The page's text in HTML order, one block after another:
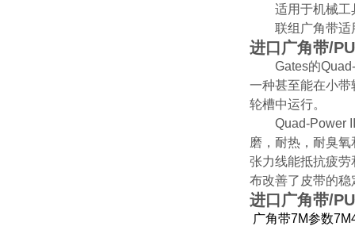
适用于机械工具
联组广角带适
进口广角带/
Gates的Quad-
一种甚至能在小
轮槽中运行。
Quad-Power II
磨，耐热，耐臭
张力线能抵抗疲
布改善了皮带的稳
进口广角带/
广角带7M参数